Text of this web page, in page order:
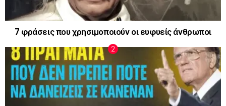
7 φράσεις που χρησιμοποιούν οι ευφυείς άνθρωποι